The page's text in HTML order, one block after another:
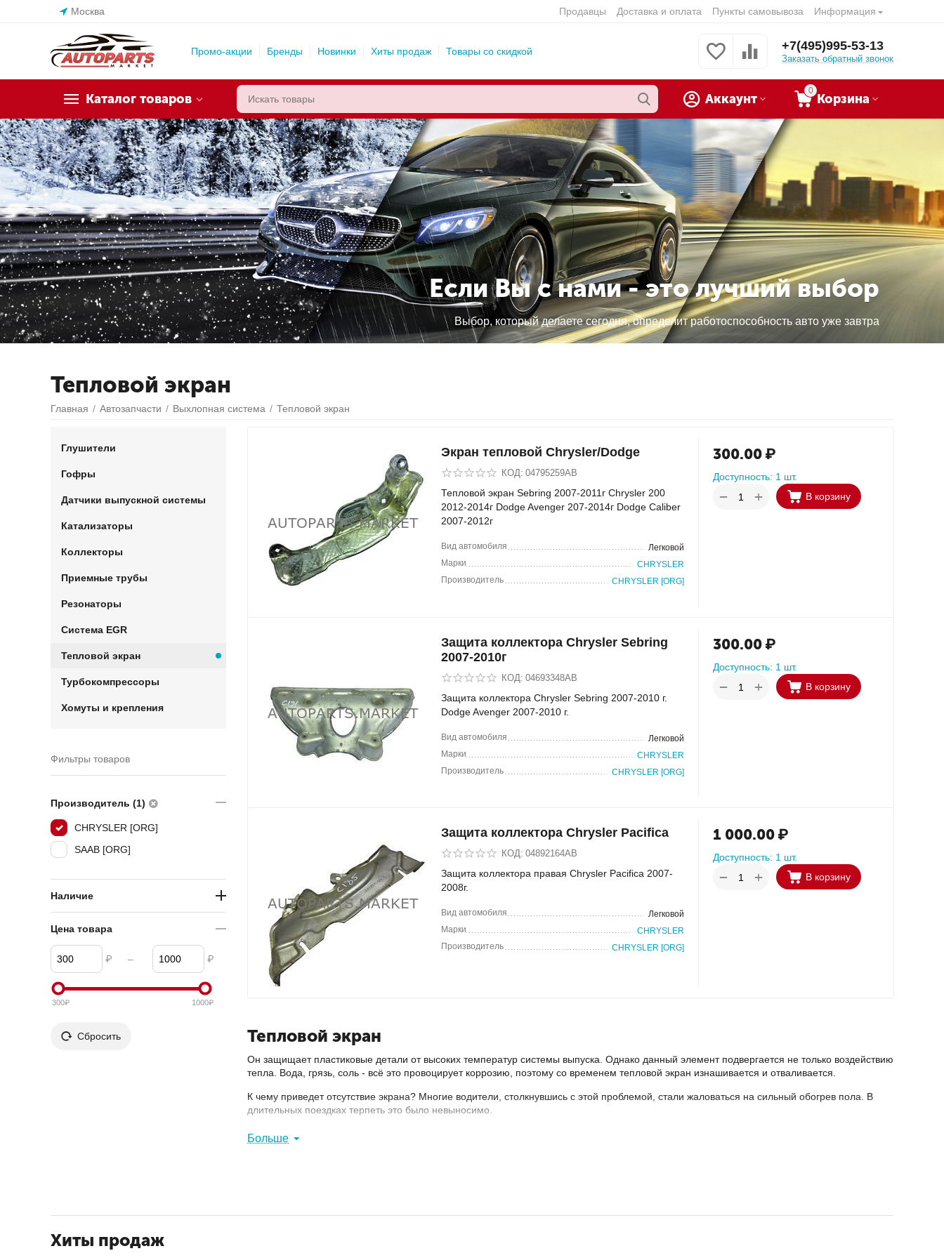
Москва Продавцы Доставка и оплата Пункты самовывоза Информация
Промо-акции Бренды Новинки Хиты продаж Товары со скидкой +7(495)995-53-13
Заказать обратный звонок
Каталог товаров
0
Корзина
Аккаунт
Если Вы с нами - это лучший выбор
Выбор, который делаете сегодня, определит работоспособность авто уже завтра
Тепловой экран
Главная / Автозапчасти / Выхлопная система / Тепловой экран
Тепловой экран
Он защищает пластиковые детали от высоких температур системы выпуска. Однако данный элемент подвергается не только воздействию
тепла. Вода, грязь, соль - всё это провоцирует коррозию, поэтому со временем тепловой экран изнашивается и отваливается.
К чему приведет отсутствие экрана? Многие водители, столкнувшись с этой проблемой, стали жаловаться на сильный обогрев пола. В
длительных поездках терпеть это было невыносимо.
Именно поэтому мы рекомендуем вам
доставкой по России
Больше
Экран тепловой Chrysler/Dodge
КОД: 04795259AB
Тепловой экран Sebring 2007-2011г Chrysler 200
2012-2014г Dodge Avenger 207-2014г Dodge Caliber
2007-2012г
Вид автомобиля
Легковой
Марки
CHRYSLER
Производитель
CHRYSLER [ORG]
300.00 ₽
Доступность: 1 шт.
+
− В корзину
Защита коллектора Chrysler Sebring
2007-2010г
КОД: 04693348AB
Защита коллектора Chrysler Sebring 2007-2010 г.
Dodge Avenger 2007-2010 г.
Вид автомобиля
Легковой
Марки
CHRYSLER
Производитель
CHRYSLER [ORG]
300.00 ₽
Доступность: 1 шт.
+
− В корзину
Защита коллектора Chrysler Pacifica
КОД: 04892164AB
Защита коллектора правая Chrysler Pacifica 2007-
2008г.
Вид автомобиля
Легковой
Марки
CHRYSLER
Производитель
CHRYSLER [ORG]
1 000.00 ₽
Доступность: 1 шт.
+
− В корзину
Глушители
Гофры
Датчики выпускной системы
Катализаторы
Коллекторы
Приемные трубы
Резонаторы
Система EGR
Тепловой экран
Турбокомпрессоры
Хомуты и крепления
Фильтры товаров
Производитель (1)
CHRYSLER [ORG]
SAAB [ORG]
Наличие
Цена товара
₽ – ₽
300₽ 1000₽
Сбросить
Хиты продаж